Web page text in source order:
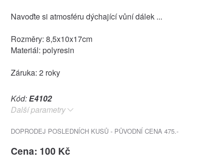
Navoďte si atmosféru dýchající vůní dálek ...
Rozměry: 8,5x10x17cm
Materiál: polyresin
Záruka: 2 roky
Kód:E4102
Další parametry
DOPRODEJ POSLEDNÍCH KUSŮ - PŮVODNÍ CENA 475.-
Cena: 100 Kč